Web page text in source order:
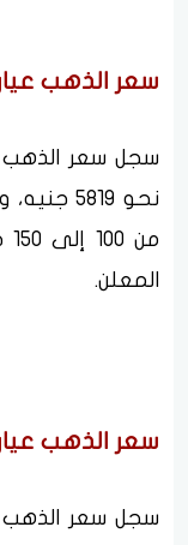
سعر الذهب عيار 21
نحو
المعلن.
سعر الذهب عيار 18